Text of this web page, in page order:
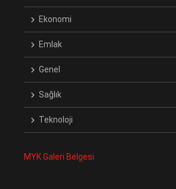
Ekonomi
Emlak
Genel
Sağlık
Teknoloji
MYK Galeri Belgesi